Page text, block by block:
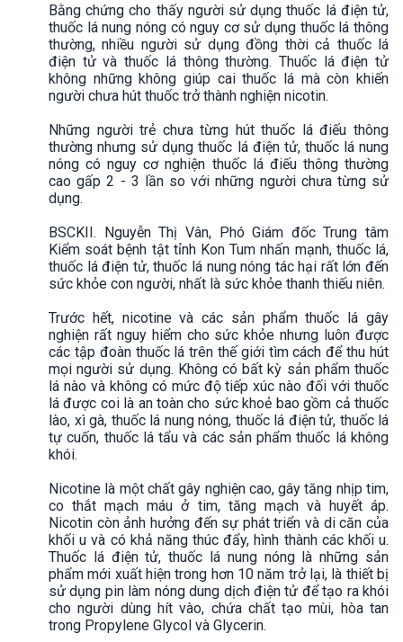
Bằng chứng cho thấy người sử dụng thuốc lá điện tử,
thuốc lá nung nóng có nguy cơ sử dụng thuốc lá thông
thường, nhiều người sử dụng đồng thời cả thuốc lá
điện tử và thuốc lá thông thường. Thuốc lá điện tử
không những không giúp cai thuốc lá mà còn khiến
người chưa hút thuốc trở thành nghiện nicotin.
Những người trẻ chưa từng hút thuốc lá điếu thông
thường nhưng sử dụng thuốc lá điện tử, thuốc lá nung
nóng có nguy cơ nghiện thuốc lá điếu thông thường
cao gấp 2 - 3 lần so với những người chưa từng sử
dụng.
BSCKII. Nguyễn Thị Vân, Phó Giám đốc Trung tâm
Kiểm soát bệnh tật tỉnh Kon Tum nhấn mạnh, thuốc lá,
thuốc lá điện tử, thuốc lá nung nóng tác hại rất lớn đến
sức khỏe con người, nhất là sức khỏe thanh thiếu niên.
Trước hết, nicotine và các sản phẩm thuốc lá gây
nghiện rất nguy hiểm cho sức khỏe nhưng luôn được
các tập đoàn thuốc lá trên thế giới tìm cách để thu hút
mọi người sử dụng. Không có bất kỳ sản phẩm thuốc
lá nào và không có mức độ tiếp xúc nào đối với thuốc
lá được coi là an toàn cho sức khoẻ bao gồm cả thuốc
lào, xì gà, thuốc lá nung nóng, thuốc lá điện tử, thuốc lá
tự cuốn, thuốc lá tẩu và các sản phẩm thuốc lá không
khói.
Nicotine là một chất gây nghiện cao, gây tăng nhịp tim,
co thắt mạch máu ở tim, tăng mạch và huyết áp.
Nicotin còn ảnh hưởng đến sự phát triển và di căn của
khối u và có khả năng thúc đẩy, hình thành các khối u.
Thuốc lá điện tử, thuốc lá nung nóng là những sản
phẩm mới xuất hiện trong hơn 10 năm trở lại, là thiết bị
sử dụng pin làm nóng dung dịch điện tử để tạo ra khói
cho người dùng hít vào, chứa chất tạo mùi, hòa tan
trong Propylene Glycol và Glycerin.